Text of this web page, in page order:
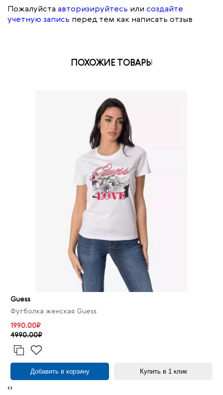
Пожалуйста авторизируйтесь или создайте
учетную запись перед тем как написать отзыв
ПОХОЖИЕ ТОВАРЫ
Guess
Футболка женская Guess
1990.00₽
4990.00₽
Добавить в корзину Купить в 1 клик
‹›